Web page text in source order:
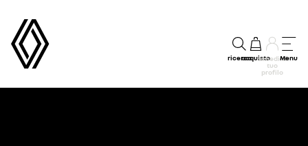
ricercaacquistoaccedi al
tuo
profilo
Menu